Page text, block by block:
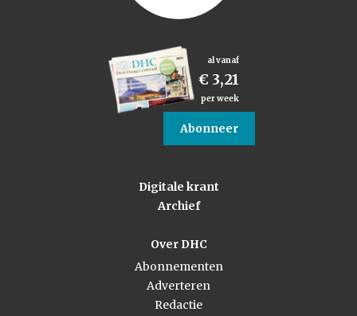
al vanaf
€ 3,21
per week
Abonneer
Digitale krant
Archief
Over DHC
Abonnementen
Adverteren
Redactie